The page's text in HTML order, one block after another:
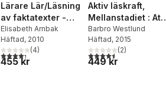
Lärare Lär/Läsning
av faktatexter -
från läsprocess till
lärprocess
Elisabeth Arnbak
Häftad, 2010
4,3utav 5 stjärnor. Totalt antal röster:
(4)
455 kr
Aktiv läskraft,
Mellanstadiet : Att
undervisa i
lässtrategier för
förståelse
Barbro Westlund
Häftad, 2015
4,5utav 5 stjärnor.
(2)
449 kr